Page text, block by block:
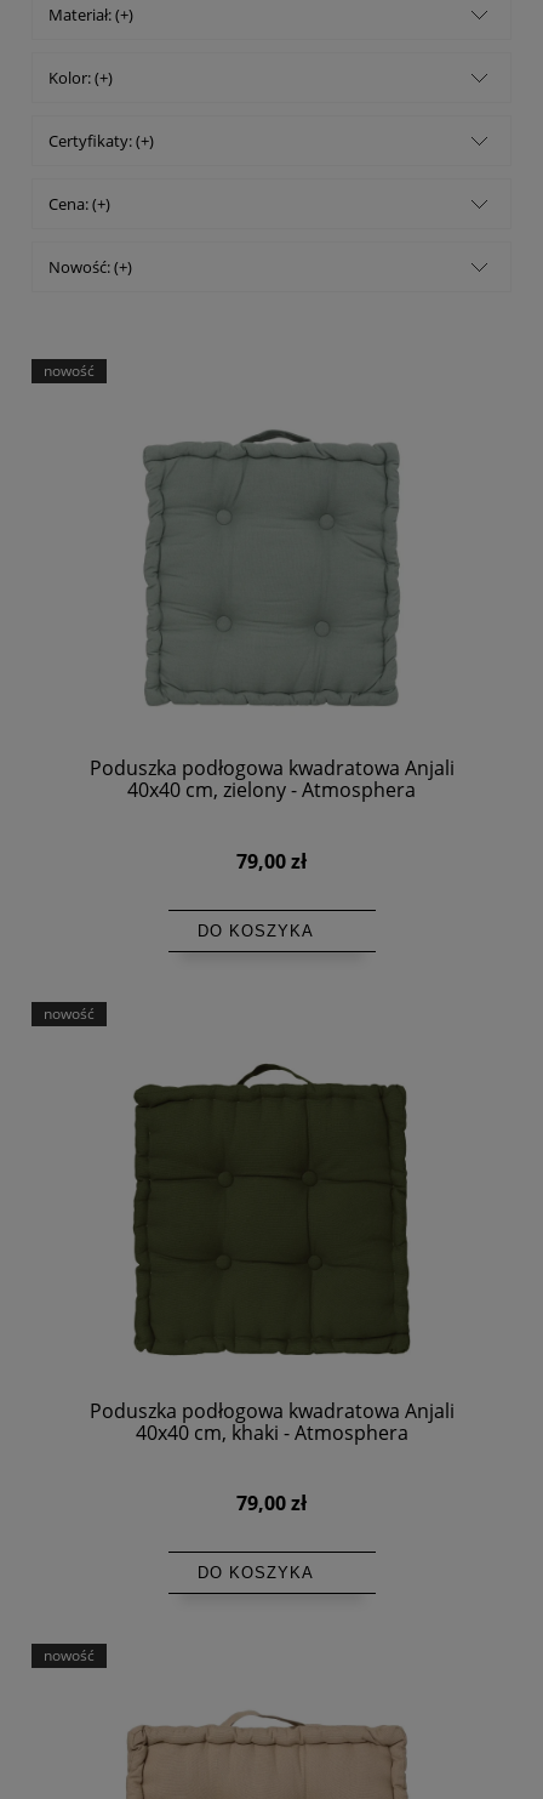
Materiał: (+)
Kolor: (+)
Certyfikaty: (+)
Cena: (+)
Nowość: (+)
Poduszka podłogowa kwadratowa Anjali
40x40 cm, zielony - Atmosphera
79,00 zł
DO KOSZYKA
nowość
Poduszka podłogowa kwadratowa Anjali
40x40 cm, khaki - Atmosphera
79,00 zł
DO KOSZYKA
nowość
nowość